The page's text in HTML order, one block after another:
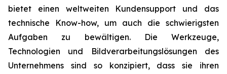
bietet einen weltweiten Kundensupport und das
technische Know-how, um auch die schwierigsten
Aufgaben zu bewältigen. Die Werkzeuge,
Technologien und Bildverarbeitungslösungen des
Unternehmens sind so konzipiert, dass sie ihren